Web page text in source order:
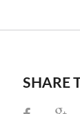
SHARE